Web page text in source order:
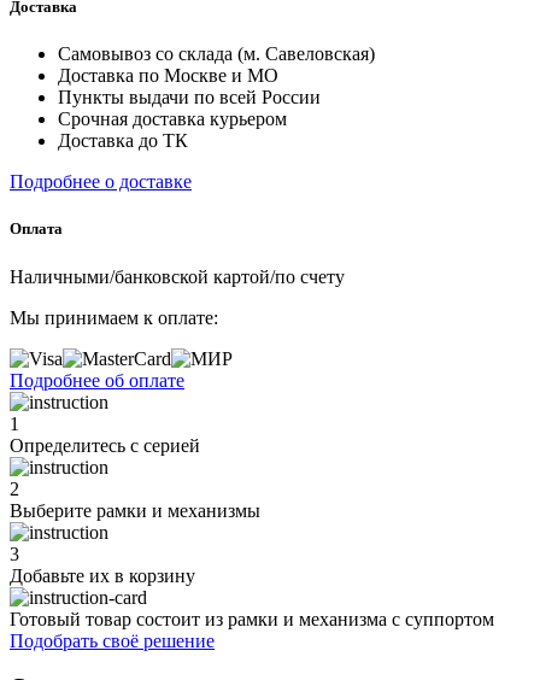
Доставка
Самовывоз со склада (м. Савеловская)
Доставка по Москве и МО
Пункты выдачи по всей России
Срочная доставка курьером
Доставка до ТК
Подробнее о доставке
Оплата
Наличными/банковской картой/по счету
Мы принимаем к оплате:
Подробнее об оплате
1
Определитесь с серией
2
Выберите рамки и механизмы
3
Добавьте их в корзину
Готовый товар состоит из рамки и механизма с суппортом
Подобрать своё решение